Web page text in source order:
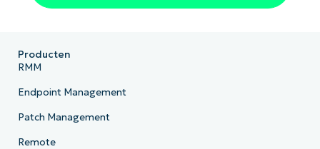
Producten
RMM
Endpoint Management
Patch Management
Remote